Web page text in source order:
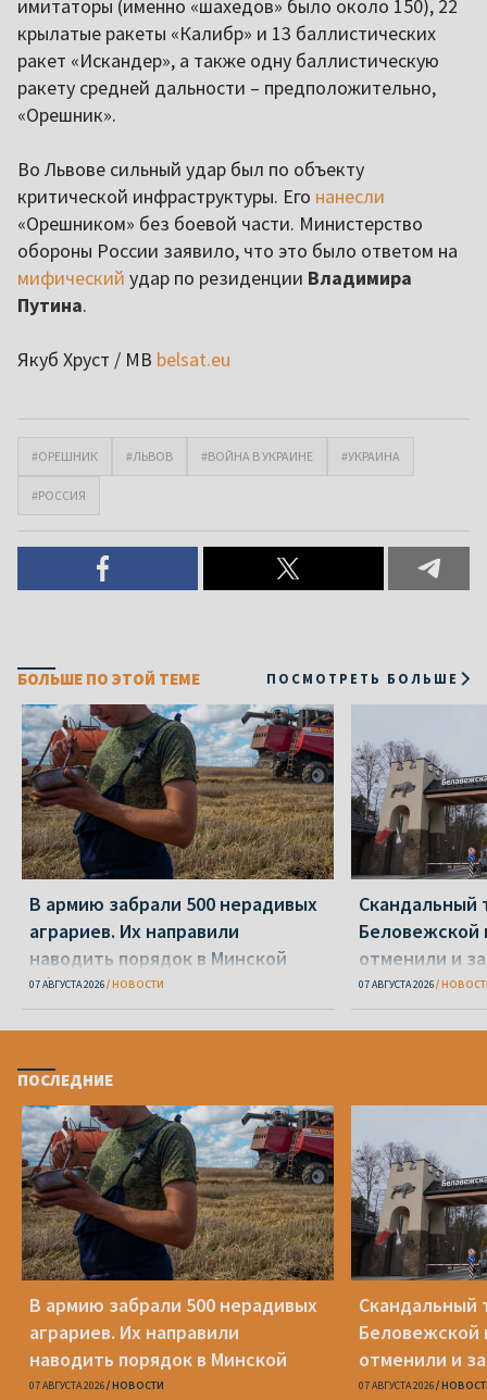
имитаторы (именно «шахедов» было около 150), 22
крылатые ракеты «Калибр» и 13 баллистических
ракет «Искандер», а также одну баллистическую
ракету средней дальности – предположительно,
«Орешник».
Во Львове сильный удар был по объекту
критической инфраструктуры. Его нанесли
«Орешником» без боевой части. Министерство
обороны России заявило, что это было ответом на
мифический удар по резиденции Владимира
Путина.
Якуб Хруст / МВ belsat.eu
#ОРЕШНИК #ЛЬВОВ #ВОЙНА В УКРАИНЕ #УКРАИНА
#РОССИЯ
БОЛЬШЕ ПО ЭТОЙ ТЕМЕ ПОСМОТРЕТЬ БОЛЬШЕ
В армию забрали 500 нерадивых
аграриев. Их направили
наводить порядок в Минской
области
07 АВГУСТА 2026 НОВОСТИ
Скандальный
отменили и
07 АВГУСТА 2026
ПОСЛЕДНИЕ
В армию забрали 500 нерадивых
аграриев. Их направили
наводить порядок в Минской
области
07 АВГУСТА 2026 НОВОСТИ
Скандальный
отменили и
07 АВГУСТА 2026